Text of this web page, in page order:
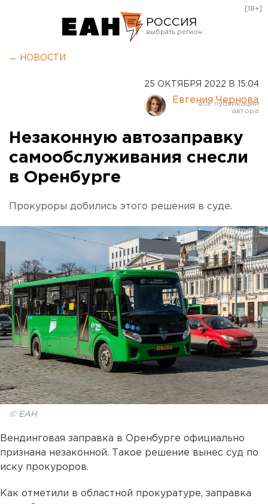
РОССИЯ
Курган
Оренбург
[18+]
← НОВОСТИ
25 ОКТЯБРЯ 2022 В 15:04
Евгения Чернова
Незаконную автозаправку
самообслуживания снесли
в Оренбурге
Прокуроры добились этого решения в суде.
© ЕАН
Вендинговая заправка в Оренбурге официально
признана незаконной. Такое решение вынес суд по
иску прокуроров.
Как отметили в областной прокуратуре, заправка